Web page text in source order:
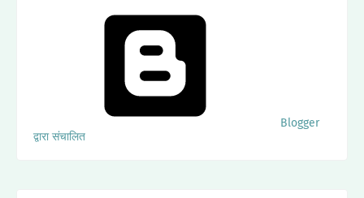
Blogger
द्वारा संचालित